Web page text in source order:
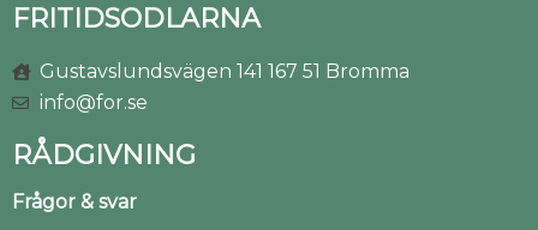
FRITIDSODLARNA
Gustavslundsvägen 141 167 51 Bromma
info@for.se
RÅDGIVNING
Frågor & svar